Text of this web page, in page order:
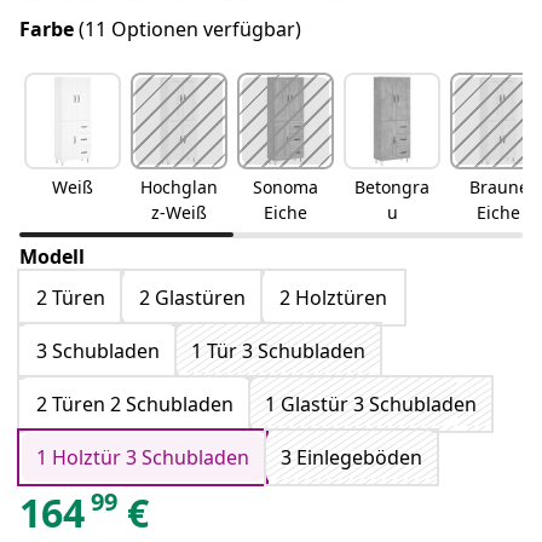
Farbe(11 Optionen verfügbar)
Weiß
Hochglan
z-Weiß
Sonoma
Eiche
Betongra
u
Braune
Eiche
Modell
2 Türen
2 Glastüren
2 Holztüren
3 Schubladen
1 Tür 3 Schubladen
2 Türen 2 Schubladen
1 Glastür 3 Schubladen
1 Holztür 3 Schubladen
3 Einlegeböden
16499 €